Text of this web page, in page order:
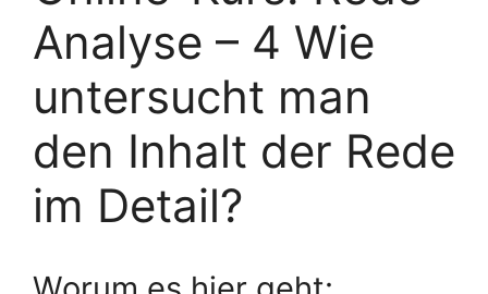
Analyse – 4 Wie
untersucht man
den Inhalt der Rede
im Detail?